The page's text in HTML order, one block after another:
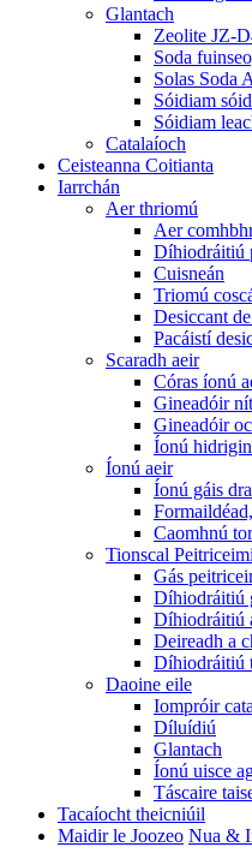
Glantach
Zeolite JZ-
Soda
Solas Soda
Sóidiam
Sóidiam
Catalaíoch
Ceisteanna Coitianta
Iarrchán
Aer thriomú
Aer
Díhiodráitiú
Cuisneán
Triomú
Desiccant
Pacáistí
Scaradh aeir
Córas íonú
Gineadóir
Gineadóir
Íonú
Íonú aeir
Íonú gáis
Caomhnú
Tionscal
Gás
Díhiodráitiú
Díhiodráitiú
Deireadh a
Díhiodráitiú
Daoine eile
Iompróir
Díluídiú
Glantach
Íonú uisce
Táscaire
Tacaíocht theicniúil
Maidir le Joozeo Nua &